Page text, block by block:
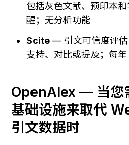
包括灰色文献、预印本
醒；无分析功能
Scite — 引文可信度评
支持、对比或提及；每年
OpenAlex — 当您
基础设施来取代
引文数据时